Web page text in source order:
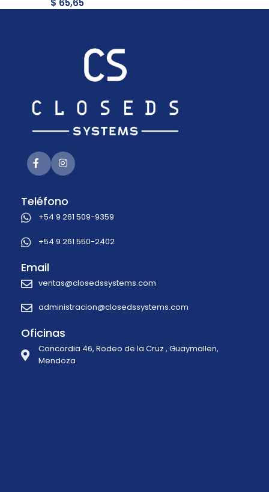
$ 65,65
Teléfono
+54 9 261 509-9359
+54 9 261 550-2402
Email
ventas@closedssystems.com
administracion@closedssystems.com
Oficinas
Concordia 46, Rodeo de la Cruz , Guaymallen,
Mendoza